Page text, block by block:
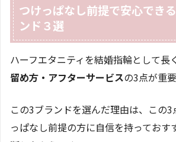
つけっぱなし前提で安心でき
ンド３選
ハーフエタニティを結婚指輪として長
留め方・アフターサービスの3点が重要
この3ブランドを選んだ理由は、この
っぱなし前提の方に自信を持っておす